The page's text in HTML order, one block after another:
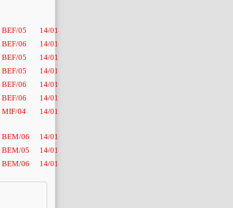
BEF/05
14/01
BEF/06
14/01
BEF/05
14/01
BEF/05
14/01
BEF/06
14/01
BEF/06
14/01
MIF/04
14/01
BEM/06
14/01
BEM/05
14/01
BEM/06 14/01